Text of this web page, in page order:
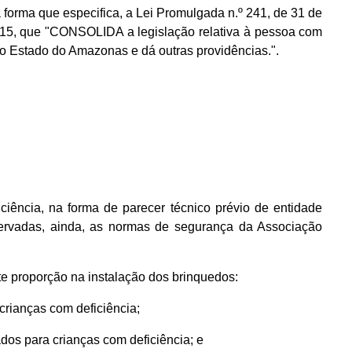
forma que especifica, a Lei Promulgada n.º 241, de 31 de
que "CONSOLIDA a legislação relativa à pessoa com
Estado do Amazonas e dá outras providências.".
na forma de parecer técnico prévio de entidade
ainda, as normas de segurança da Associação
proporção na instalação dos brinquedos:
com deficiência;
para crianças com deficiência; e